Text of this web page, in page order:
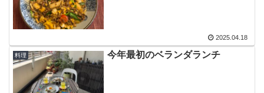
2025.04.18
料理 今年最初のベランダランチ